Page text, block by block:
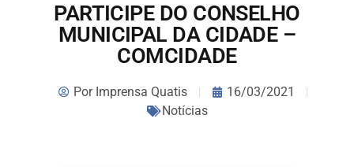
PARTICIPE DO CONSELHO
MUNICIPAL DA CIDADE –
COMCIDADE
PorImprensa Quatis
16/03/2021
Notícias